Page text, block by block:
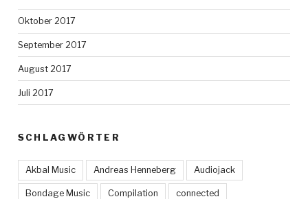
Oktober 2017
September 2017
August 2017
Juli 2017
SCHLAGWÖRTER
Akbal Music Andreas Henneberg Audiojack
Bondage Music Compilation connected